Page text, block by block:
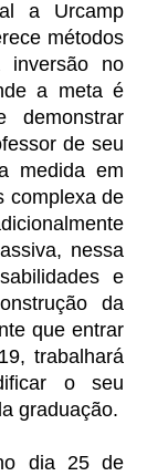
a Urcamp
métodos
inversão no
a meta é
de seu
medida em
complexa de
nessa
e
da
que entrar
trabalhará
o seu
graduação.
dia 25 de